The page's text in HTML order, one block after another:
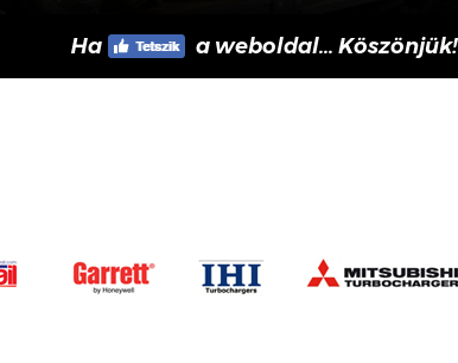
Ha a weboldal... Köszönjük!